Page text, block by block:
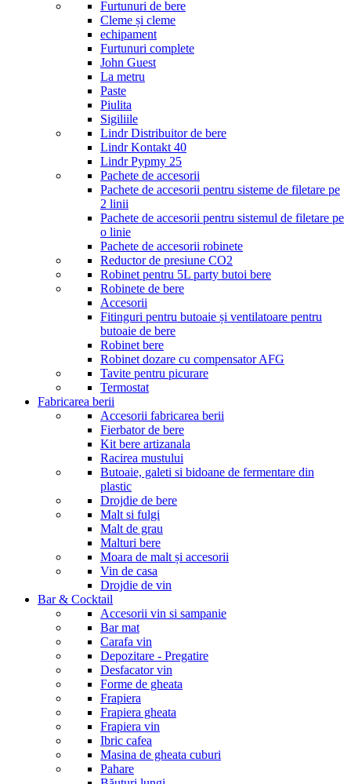
Furtunuri de bere
Cleme și cleme
echipament
Furtunuri complete
John Guest
La metru
Paste
Piulita
Sigiliile
Lindr Distribuitor de bere
Lindr Kontakt 40
Lindr Pypmy 25
Pachete de accesorii
Pachete de accesorii pentru sisteme de filetare pe
2 linii
Pachete de accesorii pentru sistemul de filetare pe
o linie
Pachete de accesorii robinete
Reductor de presiune CO2
Robinet pentru 5L party butoi bere
Robinete de bere
Accesorii
Fitinguri pentru butoaie și ventilatoare pentru
butoaie de bere
Robinet bere
Robinet dozare cu compensator AFG
Tavite pentru picurare
Termostat
Fabricarea berii
Accesorii fabricarea berii
Fierbator de bere
Kit bere artizanala
Racirea mustului
Butoaie, galeti si bidoane de fermentare din
plastic
Drojdie de bere
Malt si fulgi
Malt de grau
Malturi bere
Moara de malt și accesorii
Vin de casa
Drojdie de vin
Bar & Cocktail
Accesorii vin si sampanie
Bar mat
Carafa vin
Depozitare - Pregatire
Desfacator vin
Forme de gheata
Frapiera
Frapiera gheata
Frapiera vin
Ibric cafea
Masina de gheata cuburi
Pahare